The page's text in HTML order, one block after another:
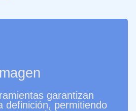
garantizan
definición, permitiendo